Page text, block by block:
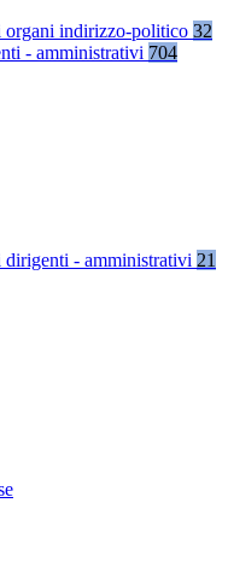
organi indirizzo-politico 32
- amministrativi 704
dirigenti - amministrativi 21